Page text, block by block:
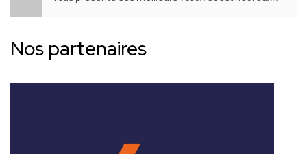
Nos partenaires